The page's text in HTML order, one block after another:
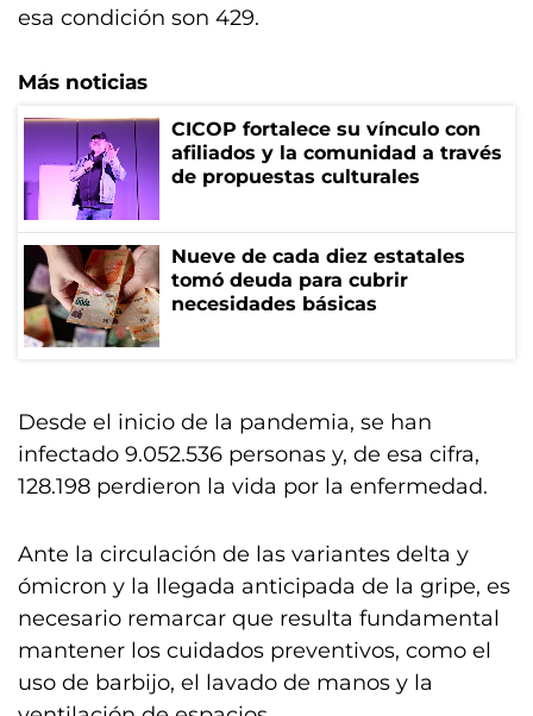
esa condición son 429.
Más noticias
CICOP fortalece su vínculo con
afiliados y la comunidad a través
de propuestas culturales
Nueve de cada diez estatales
tomó deuda para cubrir
necesidades básicas
Desde el inicio de la pandemia, se han
infectado 9.052.536 personas y, de esa cifra,
128.198 perdieron la vida por la enfermedad.
Ante la circulación de las variantes delta y
ómicron y la llegada anticipada de la gripe, es
necesario remarcar que resulta fundamental
mantener los cuidados preventivos, como el
uso de barbijo, el lavado de manos y la